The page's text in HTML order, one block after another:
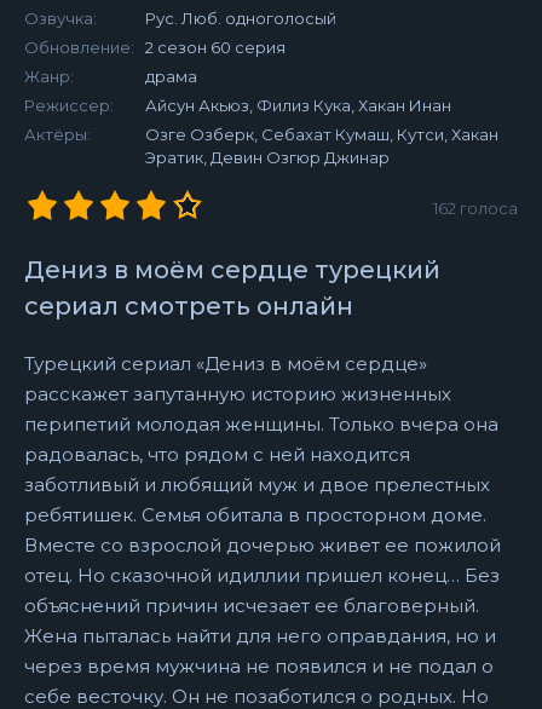
Озвучка:
Рус. Люб. одноголосый
Обновление:
2 сезон 60 серия
Жанр:
драма
Режиссер:
Айсун Акьюз, Филиз Кука, Хакан Инан
Актёры:
Озге Озберк, Себахат Кумаш, Кутси, Хакан
Эратик, Девин Озгюр Джинар
162 голоса
Дениз в моём сердце турецкий
сериал смотреть онлайн
Турецкий сериал «Дениз в моём сердце»
расскажет запутанную историю жизненных
перипетий молодая женщины. Только вчера она
радовалась, что рядом с ней находится
заботливый и любящий муж и двое прелестных
ребятишек. Семья обитала в просторном доме.
Вместе со взрослой дочерью живет ее пожилой
отец. Но сказочной идиллии пришел конец… Без
объяснений причин исчезает ее благоверный.
Жена пыталась найти для него оправдания, но и
через время мужчина не появился и не подал о
себе весточку. Он не позаботился о родных. Но